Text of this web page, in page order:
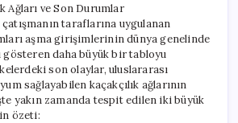
Ağları ve Son Durumlar
çatışmanın taraflarına uygulanan
aşma girişimlerinin dünya genelinde
gösteren daha büyük bir tabloyu
son olaylar, uluslararası
sağlayabilen kaçakçılık ağlarının
yakın zamanda tespit edilen iki büyük
özeti: